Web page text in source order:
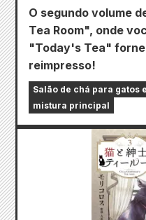
O segundo volume
Tea Room", onde
"Today's Tea"
reimpresso!
Salão de chá para gatos
mistura principal